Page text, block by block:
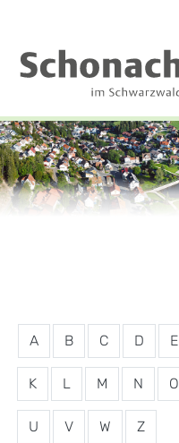
A B C D E
K L M N O
U V W Z